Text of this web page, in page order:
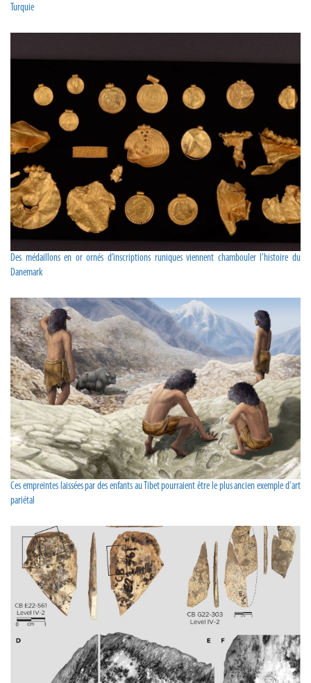
Turquie
Des médaillons en or ornés d’inscriptions runiques viennent chambouler l’histoire du
Danemark
Ces empreintes laissées par des enfants au Tibet pourraient être le plus ancien exemple d'art
pariétal